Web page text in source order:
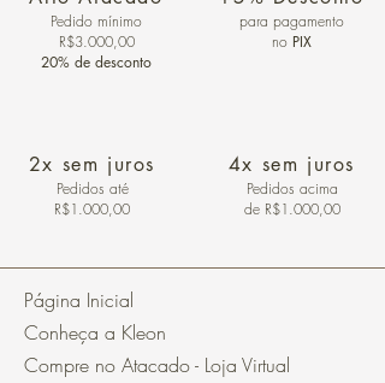
Pedido mínimo
R$3.000,00
20% de desconto
2x sem juros
Pedidos até
R$1.000,00
para pagamento
no PIX
4x sem juros
Pedidos acima
de R$1.000,00
Página Inicial
Conheça a Kleon
Compre no Atacado - Loja Virtual